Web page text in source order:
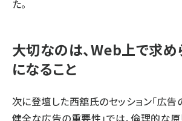
た。
大切なのは、Web上で求め
になること
次に登壇した西舘氏のセッション「広告